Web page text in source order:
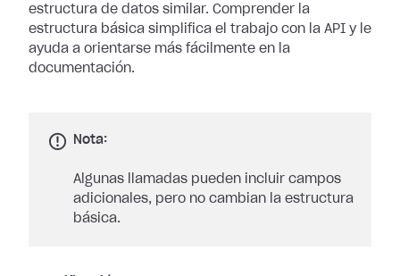
estructura de datos similar. Comprender la
estructura básica simplifica el trabajo con la API y le
ayuda a orientarse más fácilmente en la
documentación.
Nota:
Algunas llamadas pueden incluir campos
adicionales, pero no cambian la estructura
básica.